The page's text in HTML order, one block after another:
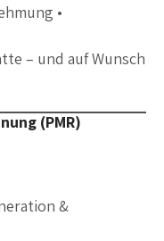
•
– und auf Wunsch
(PMR)
&